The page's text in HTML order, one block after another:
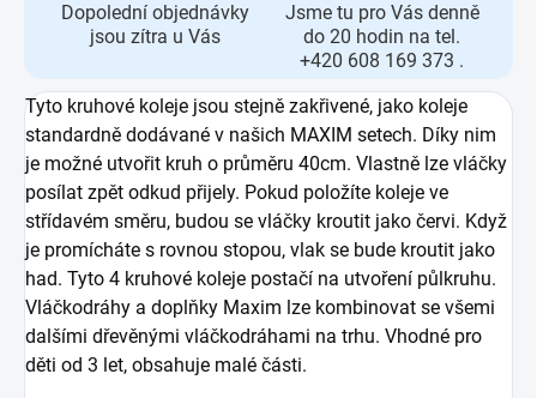
Dopolední objednávky
jsou zítra u Vás
Jsme tu pro Vás denně
do 20 hodin na tel.
+420 608 169 373 .
Tyto kruhové koleje jsou stejně zakřivené, jako koleje
standardně dodávané v našich MAXIM setech. Díky nim
je možné utvořit kruh o průměru 40cm. Vlastně lze vláčky
posílat zpět odkud přijely. Pokud položíte koleje ve
střídavém směru, budou se vláčky kroutit jako červi. Když
je promícháte s rovnou stopou, vlak se bude kroutit jako
had. Tyto 4 kruhové koleje postačí na utvoření půlkruhu.
Vláčkodráhy a doplňky Maxim lze kombinovat se všemi
dalšími dřevěnými vláčkodráhami na trhu. Vhodné pro
děti od 3 let, obsahuje malé části.